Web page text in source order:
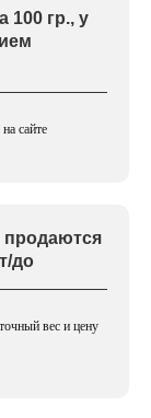
100 гр., у
сайте
продаются
до
вес и цену